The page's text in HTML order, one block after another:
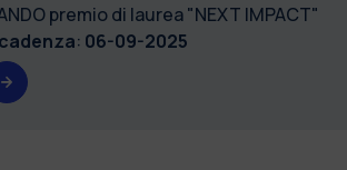
premio di laurea "NEXT IMPACT"
: 06-09-2025